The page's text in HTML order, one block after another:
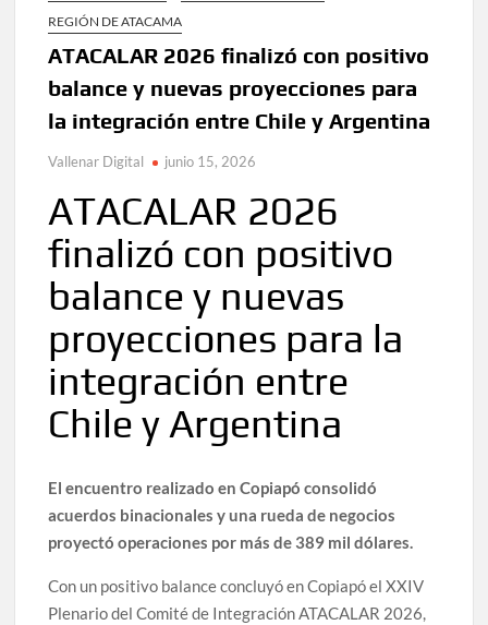
REGIÓN DE ATACAMA
ATACALAR 2026 finalizó con positivo
balance y nuevas proyecciones para
la integración entre Chile y Argentina
Vallenar Digital junio 15, 2026
ATACALAR 2026
finalizó con positivo
balance y nuevas
proyecciones para la
integración entre
Chile y Argentina
El encuentro realizado en Copiapó consolidó
acuerdos binacionales y una rueda de negocios
proyectó operaciones por más de 389 mil dólares.
Con un positivo balance concluyó en Copiapó el XXIV
Plenario del Comité de Integración ATACALAR 2026,